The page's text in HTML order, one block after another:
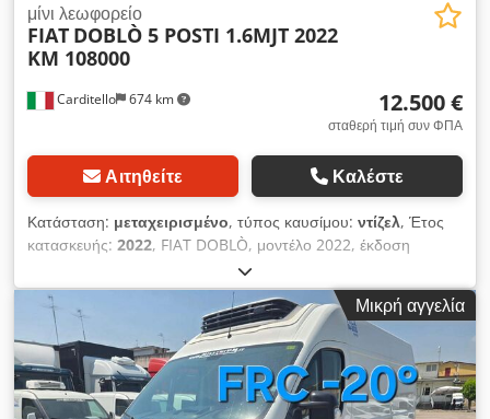
Carditello 674 km
μίνι λεωφορείο
FIAT DOBLÒ 5 POSTI 1.6MJT 2022
KM 108000
12.500 €
σταθερή τιμή συν ΦΠΑ
Αιτηθείτε Καλέστε
Κατάσταση: μεταχειρισμένο, τύπος καυσίμου: ντίζελ, Έτος
κατασκευής: 2022, FIAT DOBLÒ, μοντέλο 2022, έκδοση
LOUNGE, 5 θέσεις, τύπου επαγγελματικού οχήματος,
κινητήρας 1.6MJT, 105 ίππων, με 108.000 χιλιόμετρα. Διαθέτει
κλιματισμό, ηχοσύστημα με οθόνη αφής και λειτουργία
Carplay, αισθητήρες παρκαρίσματος, φώτα ομίχλης. Το όχημα
έχει υποβληθεί σε πρόσφατο έλεγχο και συντήρηση, έχει γίνει
αντικατάσταση του ιμάντα χρονισμού και καλύπτεται από
εγγύηση 1 έτους. Έχει έναν μόνο ιδιοκτήτη. Παρέχεται η
Μικρή αγγελία